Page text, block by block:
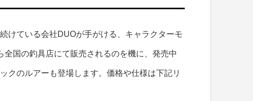
けている会社DUOが手がける、キャラクターモ
国の釣具店にて販売されるのを機に、発売中
クのルアーも登場します。価格や仕様は下記リ